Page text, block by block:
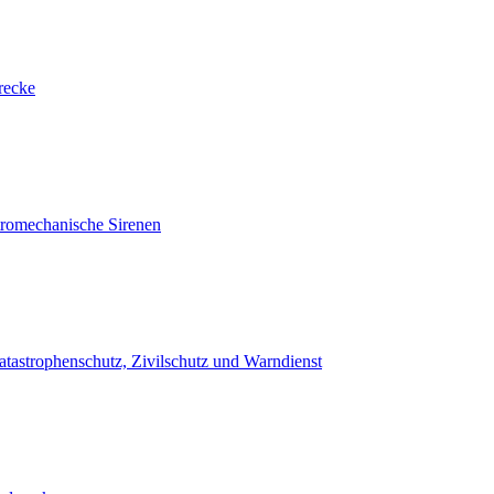
Sirenen
Zivilschutz und Warndienst